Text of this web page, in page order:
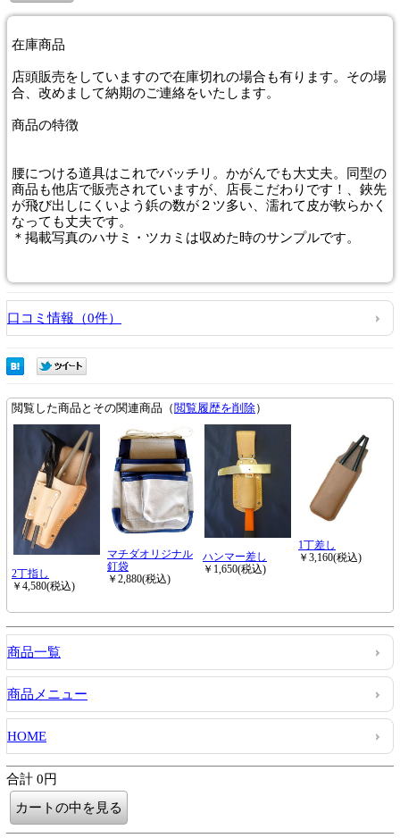
在庫商品
店頭販売をしていますので在庫切れの場合も有ります。その場
合、改めまして納期のご連絡をいたします。
商品の特徴
腰につける道具はこれでバッチリ。かがんでも大丈夫。同型の
商品も他店で販売されていますが、店長こだわりです！、鋏先
が飛び出しにくいよう鋲の数が２ツ多い、濡れて皮が軟らかく
なっても丈夫です。
＊掲載写真のハサミ・ツカミは収めた時のサンプルです。
口コミ情報（0件）
商品一覧
商品メニュー
HOME
合計 0円